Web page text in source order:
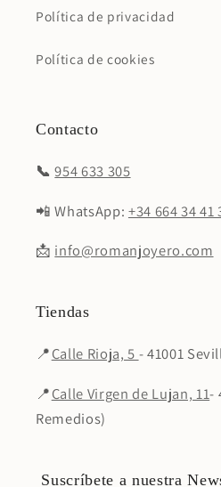
Política de privacidad
Política de cookies
Contacto
📞954 633 305
📲 WhatsApp: +34 664 34 41
📩 info@romanjoyero.com
Tiendas
📍Calle Rioja, 5 - 41001
📍Calle Virgen de Lujan, 11-
Remedios)
Suscríbete a nuestra